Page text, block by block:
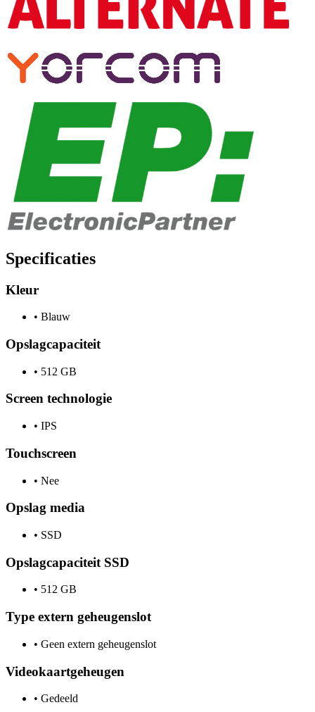
Specificaties
Kleur
• Blauw
Opslagcapaciteit
• 512 GB
Screen technologie
• IPS
Touchscreen
• Nee
Opslag media
• SSD
Opslagcapaciteit SSD
• 512 GB
Type extern geheugenslot
• Geen extern geheugenslot
Videokaartgeheugen
• Gedeeld